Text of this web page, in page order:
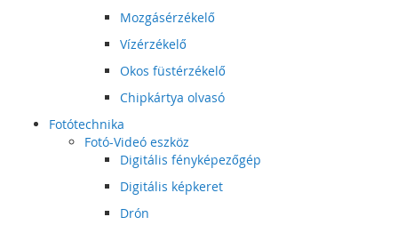
Mozgásérzékelő
Vízérzékelő
Okos füstérzékelő
Chipkártya olvasó
Fotótechnika
Fotó-Videó eszköz
Digitális fényképezőgép
Digitális képkeret
Drón